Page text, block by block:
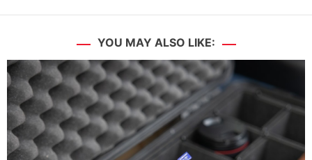
YOU MAY ALSO LIKE: